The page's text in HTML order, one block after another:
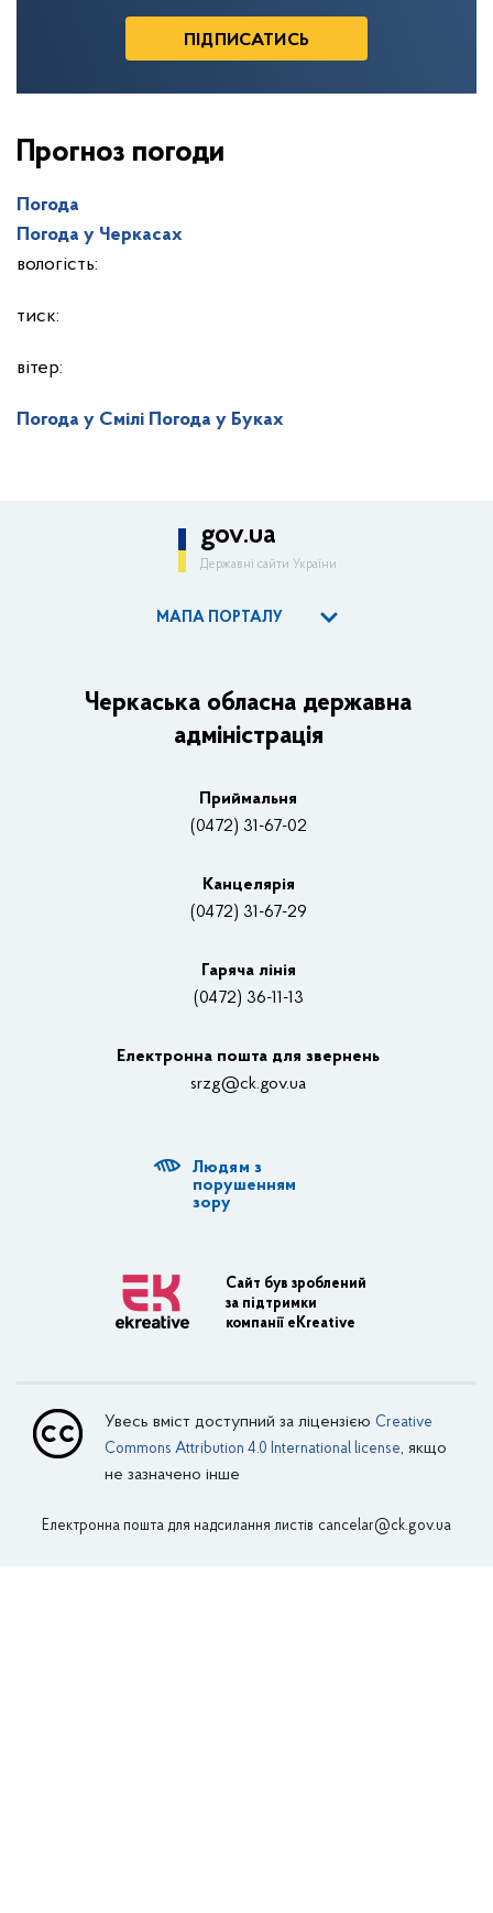
Прогноз погоди
Погода
Погода у Черкасах
вологість:
тиск:
вітер:
Погода у Смілі Погода у Буках
gov.ua
Державні сайти України
МАПА ПОРТАЛУ
Керівництво адміністрації
Основні завдання та нормативно-правові засади
Нагороди
Контакти
Відеотрансляції
Структурні підрозділи ОДА
Діяльність ОДА
Транспортна інфраструктура
Внутрішній водний транспорт
Авіаційний транспорт
Поштовий зв’язок
Черкаська обласна державна
адміністрація
Приймальня
(0472) 31-67-02
Канцелярiя
(0472) 31-67-29
Гаряча лінія
(0472) 36-11-13
Електронна пошта для звернень
srzg@ck.gov.ua
Людям з
порушенням
зору
Сайт був зроблений
за підтримки
компанії eKreative
Увесь вміст доступний за ліцензією Creative
Commons Attribution 4.0 International license, якщо
не зазначено інше
Електронна пошта для надсилання листів cancelar@ck.gov.ua